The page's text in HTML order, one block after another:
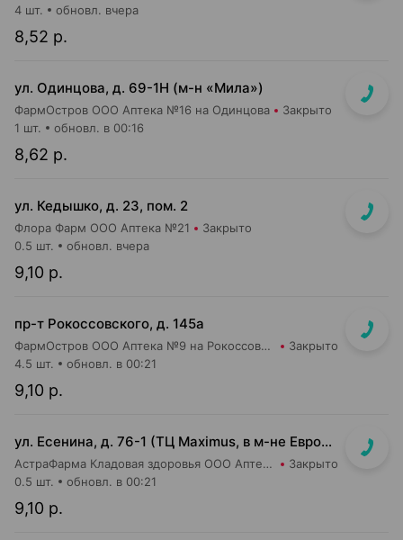
8,52 р.
4 шт. обновл. вчера
ул. Одинцова, д. 69-1Н (м-н «Мила»)
ФармОстров ООО Аптека №16 на Одинцова Закрыто
8,62 р.
1 шт. обновл. в 00:16
ул. Кедышко, д. 23, пом. 2
Флора Фарм ООО Аптека №21 Закрыто
9,10 р.
0.5 шт. обновл. вчера
пр-т Рокоссовского, д. 145а
ФармОстров ООО Аптека №9 на Рокоссовского Закрыто
9,10 р.
4.5 шт. обновл. в 00:21
ул. Есенина, д. 76-1 (ТЦ Maximus, в м-не Евроопт Super)
АстраФарма Кладовая здоровья ООО Аптека №9 Закрыто
9,10 р.
0.5 шт. обновл. в 00:21